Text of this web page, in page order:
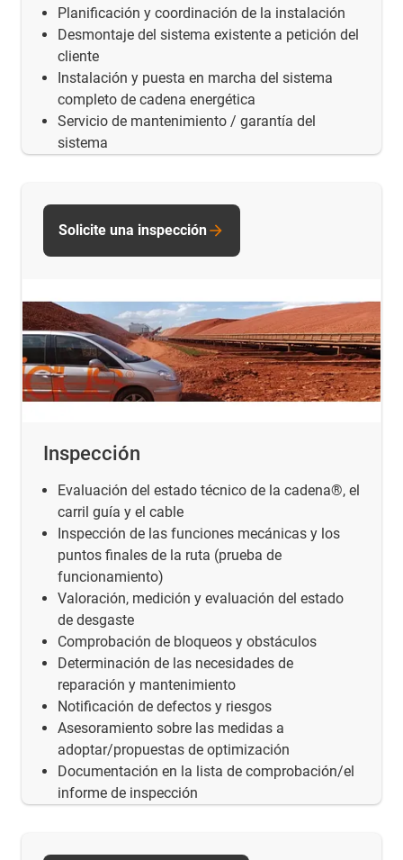
Planificación y coordinación de la instalación
Desmontaje del sistema existente a petición del
cliente
Instalación y puesta en marcha del sistema
completo de cadena energética
Servicio de mantenimiento / garantía del
sistema
Inspección
Evaluación del estado técnico de la cadena®, el
carril guía y el cable
Inspección de las funciones mecánicas y los
puntos finales de la ruta (prueba de
funcionamiento)
Valoración, medición y evaluación del estado
de desgaste
Comprobación de bloqueos y obstáculos
Determinación de las necesidades de
reparación y mantenimiento
Notificación de defectos y riesgos
Asesoramiento sobre las medidas a
adoptar/propuestas de optimización
Documentación en la lista de comprobación/el
informe de inspección
Solicite una inspección